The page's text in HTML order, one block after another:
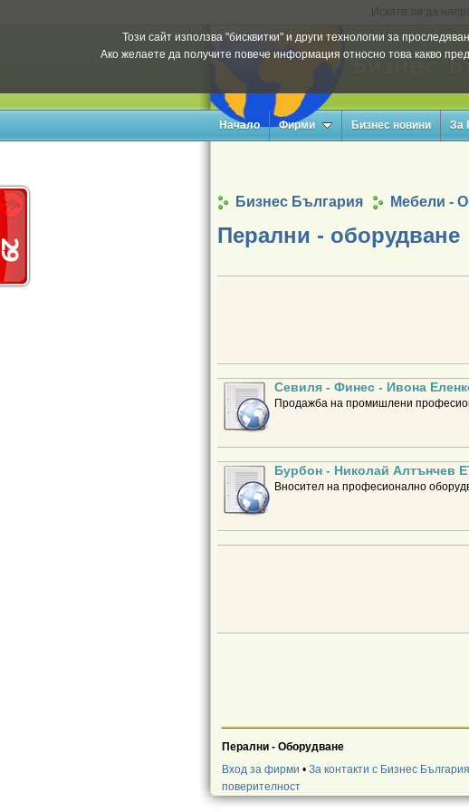
Искате ли да
Този сайт използва "бисквитки" и други технологии за
Ако желаете да получите повече информация относно това какво
Начало Фирми Бизнес новини За
Бизнес България Мебели -
Перални - оборудване
Севиля - Финес - Ивона
Продажба на промишлени
Бурбон - Николай Алтънчев
Вносител на професионално
Перални - Оборудване
Вход за фирми • За контакти с Бизнес България
поверителност